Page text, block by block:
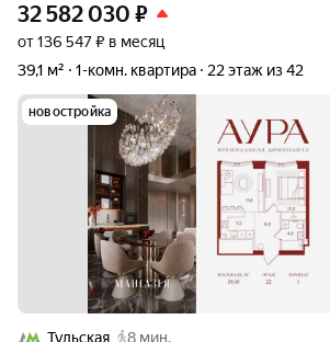
32 582 030 ₽
от 136 547 ₽ в месяц
39,1 м²
1-комн. квартира 22 этаж из 42
новостройка
Тульская
8 мин.